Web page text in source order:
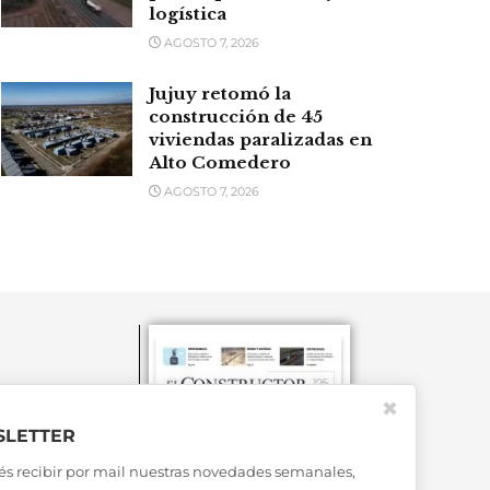
logística
AGOSTO 7, 2026
Jujuy retomó la
construcción de 45
viviendas paralizadas en
Alto Comedero
AGOSTO 7, 2026
recibir por mail nuestras novedades semanales,
✖